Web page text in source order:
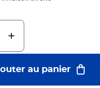
au panier